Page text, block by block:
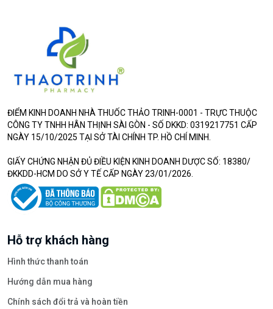
ĐIỂM KINH DOANH NHÀ THUỐC THẢO TRINH-0001 - TRỰC THUỘC
CÔNG TY TNHH HÂN THỊNH SÀI GÒN - SỐ DKKD: 0319217751 CẤP
NGÀY 15/10/2025 TẠI SỞ TÀI CHÍNH TP. HỒ CHÍ MINH.
GIẤY CHỨNG NHẬN ĐỦ ĐIỀU KIỆN KINH DOANH DƯỢC SỐ: 18380/
ĐKKDD-HCM DO SỞ Y TẾ CẤP NGÀY 23/01/2026.
Hỗ trợ khách hàng
Hình thức thanh toán
Hướng dẫn mua hàng
Chính sách đổi trả và hoàn tiền